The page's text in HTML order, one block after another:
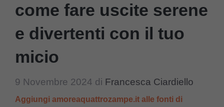
come fare uscite serene
e divertenti con il tuo
micio
9 Novembre 2024 di Francesca Ciardiello
Aggiungi amoreaquattrozampe.it alle fonti di